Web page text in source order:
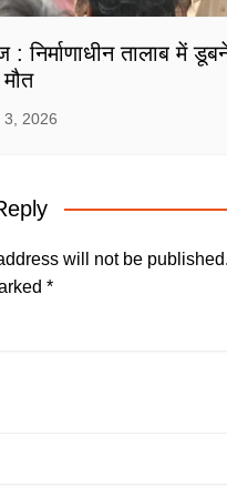
: निर्माणाधीन तालाब में
3, 2026
will not be published.
*